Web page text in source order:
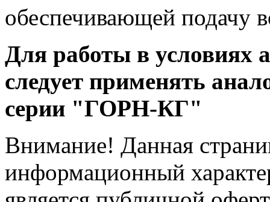
обеспечивающей подачу
Для работы в условиях
следует применять
серии "ГОРН-КГ"
Внимание! Данная
информационный